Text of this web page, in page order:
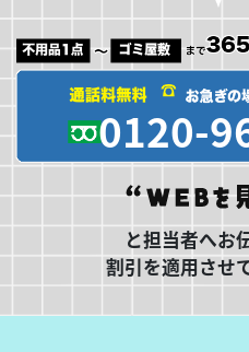
0120-
と担当者へお
割引を適用させ